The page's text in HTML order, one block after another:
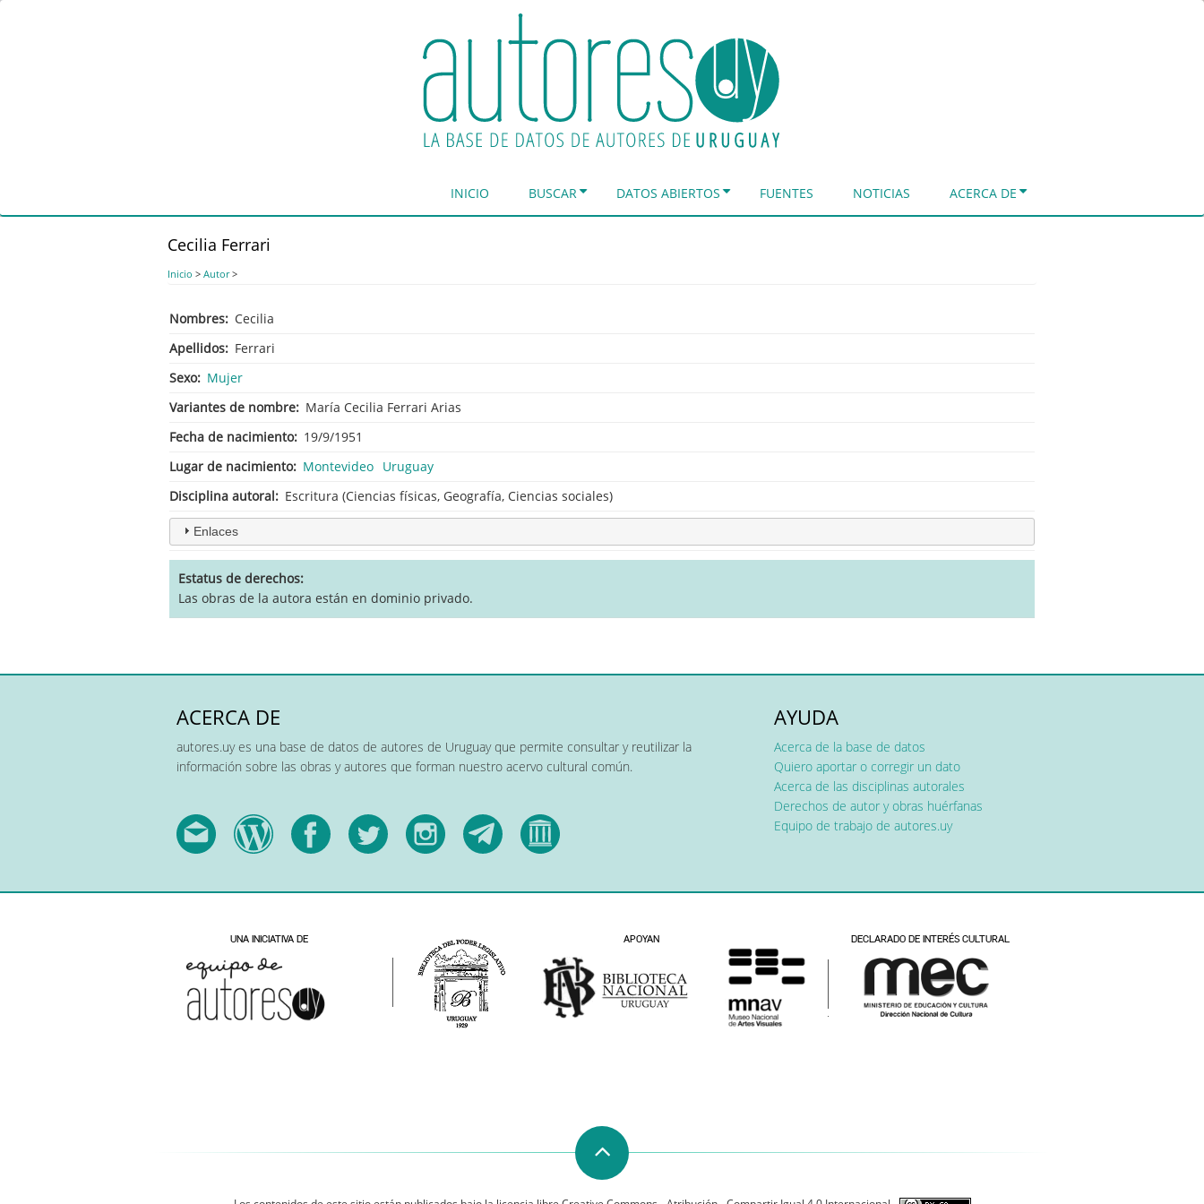
INICIO BUSCAR DATOS ABIERTOS FUENTES NOTICIAS ACERCA DE
Cecilia Ferrari
Inicio > Autor>
Nombres
Cecilia
Apellidos
Ferrari
Sexo
Mujer
Variantes de nombre
María Cecilia Ferrari Arias
Fecha de nacimiento
19/9/1951
Lugar de nacimiento
Montevideo Uruguay
Disciplina autoral
Escritura (Ciencias físicas, Geografía, Ciencias sociales)
Enlaces
Estatus de derechos
Las obras de la autora están en dominio privado.
ACERCA DE
autores.uy es una base de datos de autores de Uruguay que permite consultar y reutilizar la
información sobre las obras y autores que forman nuestro acervo cultural común.
AYUDA
Acerca de la base de datos
Quiero aportar o corregir un dato
Acerca de las disciplinas autorales
Derechos de autor y obras huérfanas
Equipo de trabajo de autores.uy